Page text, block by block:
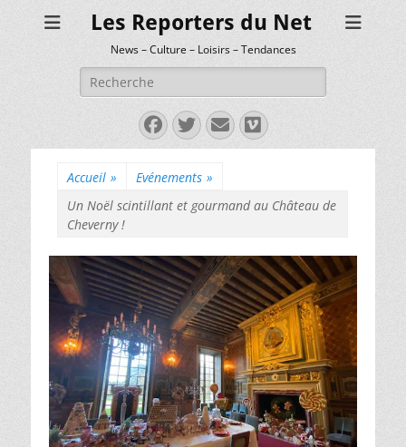
Les Reporters du Net
News – Culture – Loisirs – Tendances
Rechercher :
Facebook
Twitter
E-
mail
Vimeo
Accueil » Evénements »
Un Noël scintillant et gourmand au Château de
Cheverny !